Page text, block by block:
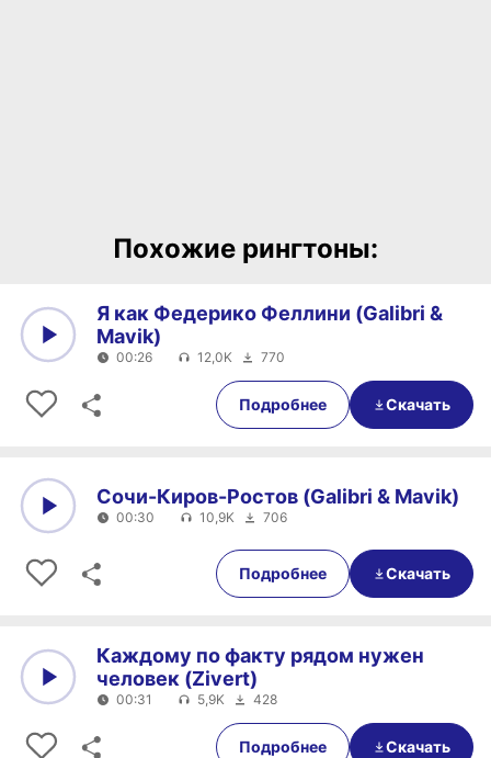
Похожие рингтоны:
00:26
Я как Федерико Феллини (Galibri &
Mavik)
00:26 12,0K 770
Подробнее Скачать
00:30
Сочи-Киров-Ростов (Galibri & Mavik)
00:30 10,9K 706
Подробнее Скачать
00:31
Каждому по факту рядом нужен
человек (Zivert)
00:31 5,9K 428
Подробнее Скачать